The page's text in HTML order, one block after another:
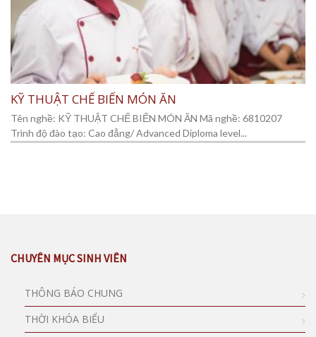
KỸ THUẬT CHẾ BIẾN MÓN ĂN
Tên nghề: KỸ THUẬT CHẾ BIẾN MÓN ĂN Mã nghề: 6810207
Trình độ đào tạo: Cao đẳng/ Advanced Diploma level...
CHUYÊN MỤC SINH VIÊN
THÔNG BÁO CHUNG
THỜI KHÓA BIỂU